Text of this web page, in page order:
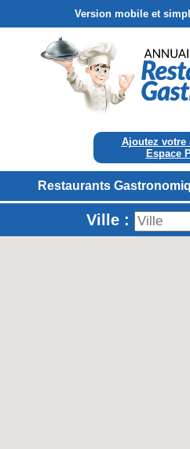
Version mobile et
Ajoutez votre
Espace
Restaurants
Ville :